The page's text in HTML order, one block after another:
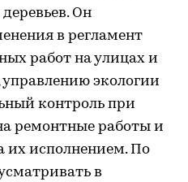
Он
в регламент
работ на улицах и
управлению экологии
контроль при
ремонтные работы и
их исполнением. По
в